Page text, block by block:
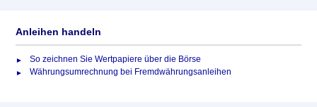
Anleihen handeln
So zeichnen Sie Wertpapiere über die Börse
Währungsumrechnung bei Fremdwährungsanleihen